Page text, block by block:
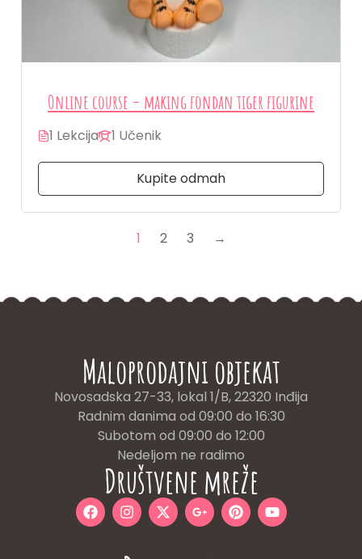
Online course – making fondan tiger figurine
1 Lekcija 1 Učenik
Kupite odmah
1 2 3 →
Maloprodajni objekat
Novosadska 27-33, lokal 1/B, 22320 Inđija
Radnim danima od 09:00 do 16:30
Subotom od 09:00 do 12:00
Nedeljom ne radimo
Društvene mreže